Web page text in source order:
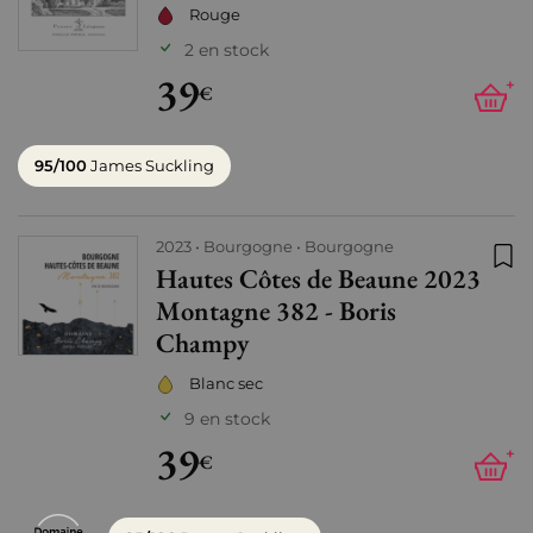
Rouge
2 en stock
39€ +
95/100James Suckling
2023 Bourgogne Bourgogne
Hautes Côtes de Beaune 2023
Montagne 382 - Boris
Champy
Blanc sec
9 en stock
39€ +